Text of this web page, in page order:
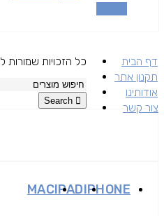
דף הבית
תקנון אתר
אודותינו
צור קשר
כל הזכויות שמורות ל iFix החל משנת 2020
IPHONE
IPAD
MAC
Search